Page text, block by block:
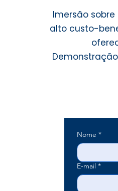
Imersão
alto custo-
Nome *
E-mail *